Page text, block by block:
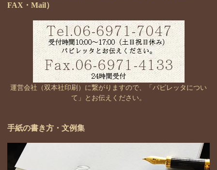
FAX・Mail）
運営会社（双本社印刷）に繋がりますので、「パピレッタについ
て」とお伝えください。
手紙の書き方・文例集